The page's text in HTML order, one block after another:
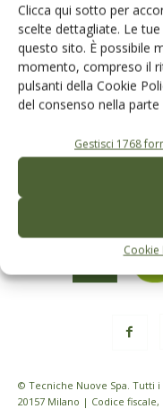
Clicca qui sotto per
scelte dettagliate. Le
questo sito. È possibile
momento, compreso il
pulsanti della Cookie
del consenso nella
Gestisci 1768
Cookie
Rimani
Iscriviti
© Tecniche Nuove Spa. Tutti
20157 Milano | Codice